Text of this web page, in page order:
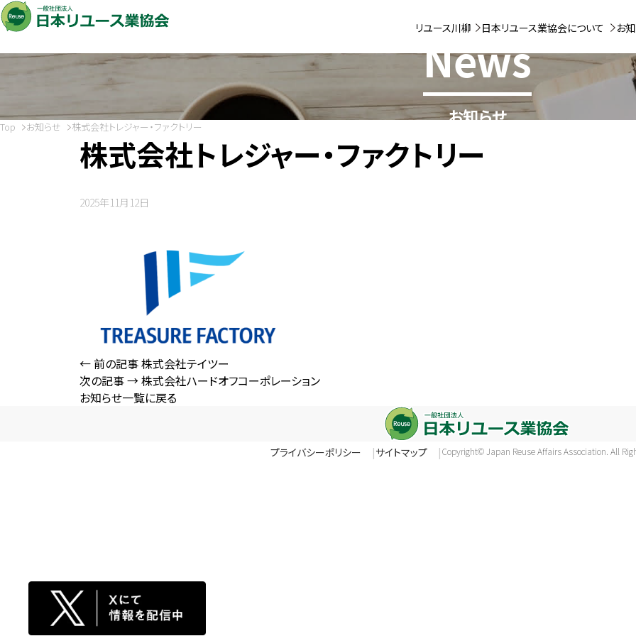
リユース川柳 日本リユース業協会について お
News
お知らせ
Top お知らせ 株式会社トレジャー・ファクトリー
株式会社トレジャー・ファクトリー
2025年11月12日
← 前の記事株式会社テイツー
次の記事 →株式会社ハードオフコーポレーション
お知らせ一覧に戻る
プライバシーポリシー サイトマップ Copyright© Japan Reuse Affairs Association. All